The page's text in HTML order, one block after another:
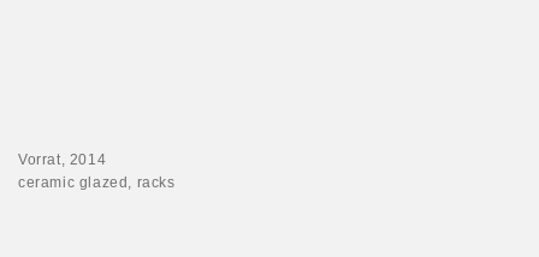
Vorrat, 2014
ceramic glazed, racks